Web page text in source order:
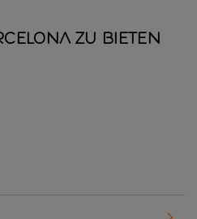
zu bieten